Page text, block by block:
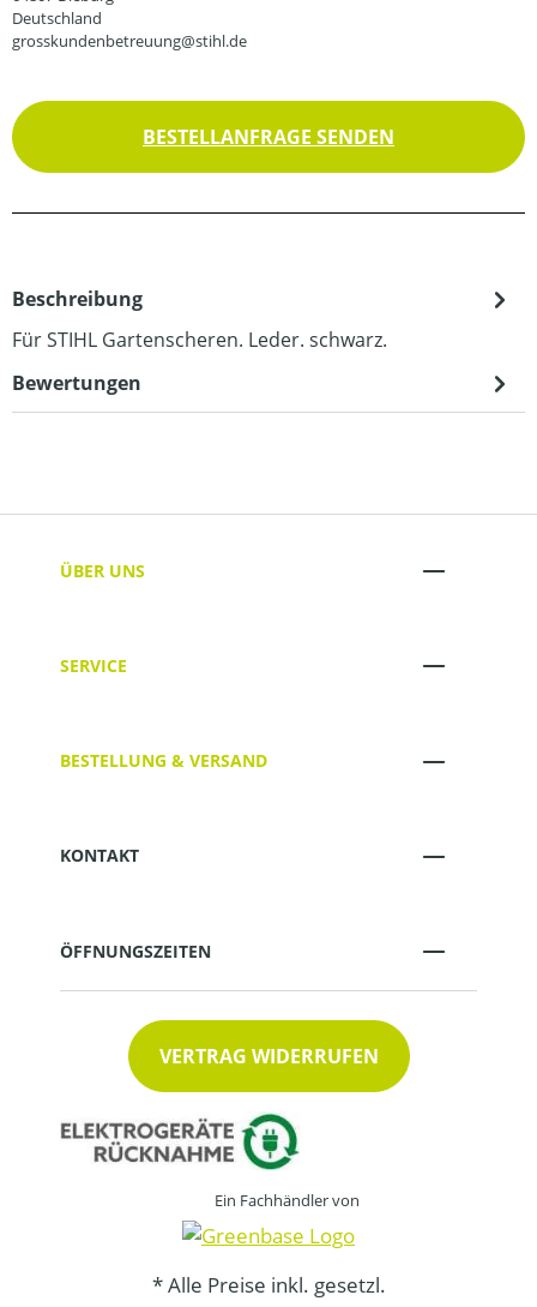
Deutschland
grosskundenbetreuung@stihl.de
BESTELLANFRAGE SENDEN
Beschreibung
Für STIHL Gartenscheren. Leder. schwarz.
Bewertungen
ÜBER UNS
SERVICE
BESTELLUNG & VERSAND
KONTAKT
ÖFFNUNGSZEITEN
VERTRAG WIDERRUFEN
Ein Fachhändler von
* Alle Preise inkl. gesetzl.